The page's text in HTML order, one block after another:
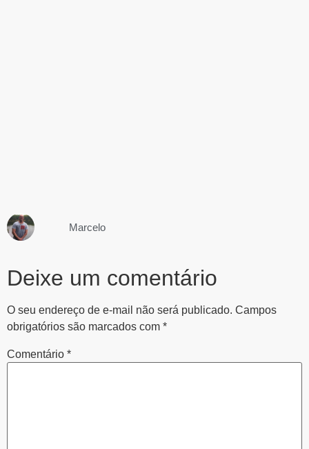
Marcelo
Deixe um comentário
O seu endereço de e-mail não será publicado. Campos
obrigatórios são marcados com *
Comentário *